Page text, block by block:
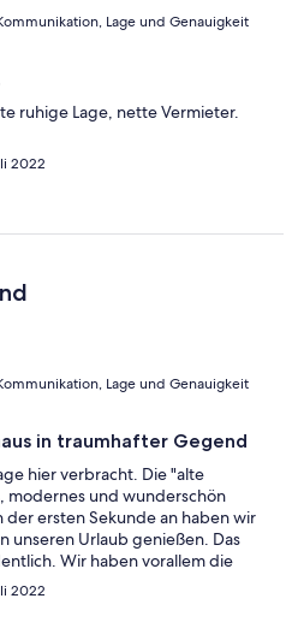
Lage und Genauigkeit
ruhige Lage, nette Vermieter.
2022
Lage und Genauigkeit
in traumhafter Gegend
hier verbracht. Die "alte
modernes und wunderschön
der ersten Sekunde an haben wir
unseren Urlaub genießen. Das
Wir haben vorallem die
genossen. Vom eigenen
hat die Umgebung so viel
2022